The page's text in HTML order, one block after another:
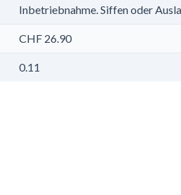
Inbetriebnahme. Siffen oder
CHF 26.90
0.11